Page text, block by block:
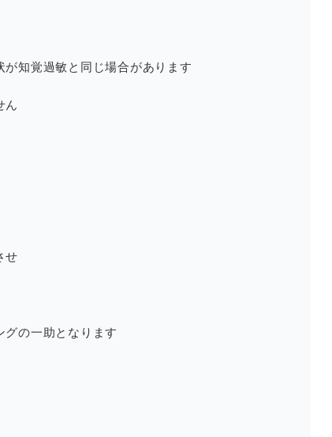
知覚過敏と同じ場合があります
ん
せ
グの一助となります